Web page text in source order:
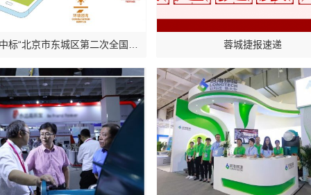
泷涛环境中标“北京市东城区第二次全国污染源普查项目” 蓉城捷报速递